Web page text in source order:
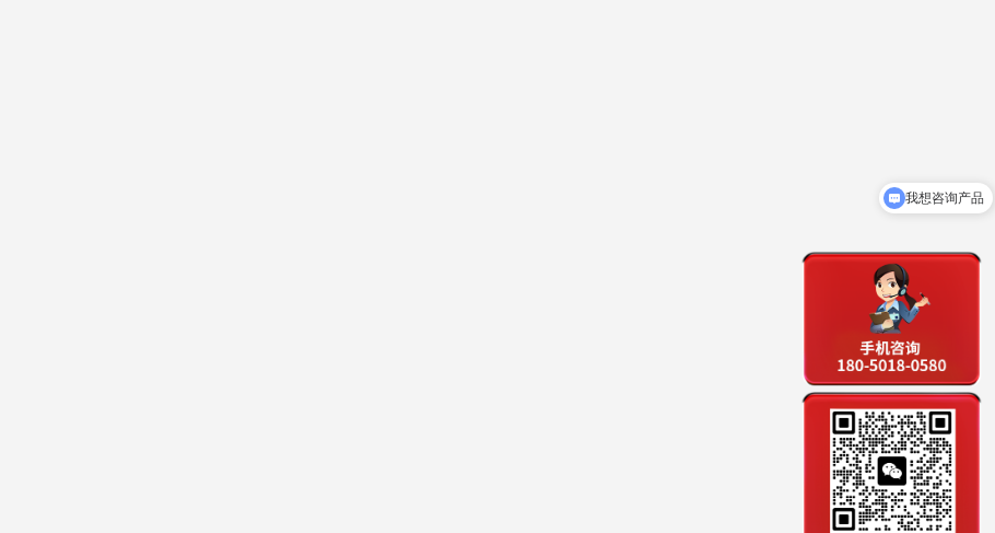
我想咨询产品